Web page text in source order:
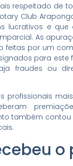
respeitado de
Club
lucrativos e que
As
feitas por um
para este
fraudes ou
profissionais
também
o